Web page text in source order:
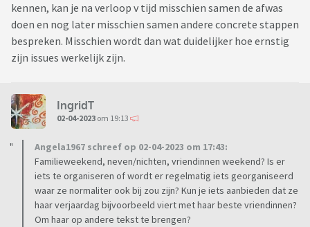
kennen, kan je na verloop v tijd misschien samen de afwas
doen en nog later misschien samen andere concrete stappen
bespreken. Misschien wordt dan wat duidelijker hoe ernstig
zijn issues werkelijk zijn.
IngridT
02-04-2023 om 19:13
Angela1967 schreef op 02-04-2023 om 17:43:
Familieweekend, neven/nichten, vriendinnen weekend? Is er
iets te organiseren of wordt er regelmatig iets georganiseerd
waar ze normaliter ook bij zou zijn? Kun je iets aanbieden dat ze
haar verjaardag bijvoorbeeld viert met haar beste vriendinnen?
Om haar op andere tekst te brengen?